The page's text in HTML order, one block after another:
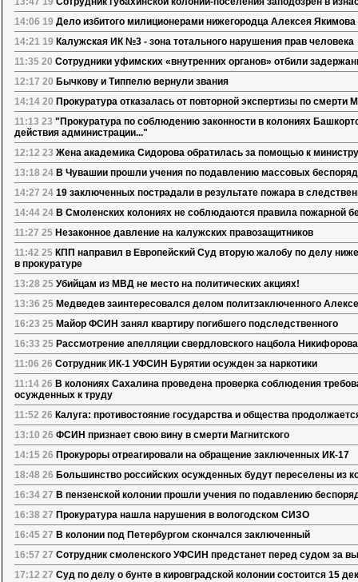
14:06 19 Дело избитого милиционерами нижегородца Алексея
14:21 19 Калужская ИК №3 - зона тотального нарушения прав человека
11:35 20 Сотрудники уфимских «внутренних органов» отбили
12:17 20 Бычкову и Типпелю вернули звания
14:14 20 Прокуратура отказалась от повторной экспертизы по смерти
11:13 23 "Прокуратура по соблюдению законности в колониях
действия администрации..."
12:12 23 Жена академика Сидорова обратилась за помощью к
13:18 24 В Чувашии прошли учения по подавлению массовых
14:27 24 19 заключенных пострадали в результате пожара в
14:44 24 В Смоленских колониях не соблюдаются правила пожарной
11:27 25 Незаконное давление на калужских правозащитников
11:42 25 КПП направил в Европейский Суд вторую жалобу по делу
в прокуратуре
13:28 25 Убийцам из МВД не место на политических акциях!
13:36 25 Медведев заинтересовался делом политзаключенного
16:23 25 Майор ФСИН занял квартиру погибшего подследственного
16:33 25 Рассмотрение апелляции свердловского нацбола
11:06 26 Сотрудник ИК-1 УФСИН Бурятии осужден за наркотики
11:14 26 В колониях Сахалина проведена проверка соблюдения
осужденных к труду
11:52 26 Калуга: противостояние государства и общества
13:10 26 ФСИН признает свою вину в смерти Магнитского
14:15 26 Прокуроры отреагировали на обращение заключенных ИК-17
18:48 26 Большинство российских осужденных будут переселены из
16:34 27 В пензенской колонии прошли учения по подавлению
16:38 27 Прокуратура нашла нарушения в вологодском СИЗО
16:45 27 В колонии под Петербургом скончался заключенный
16:57 27 Сотрудник смоленского УФСИН предстанет перед судом за
17:12 27 Суд по делу о бунте в кировградской колонии состоится 15